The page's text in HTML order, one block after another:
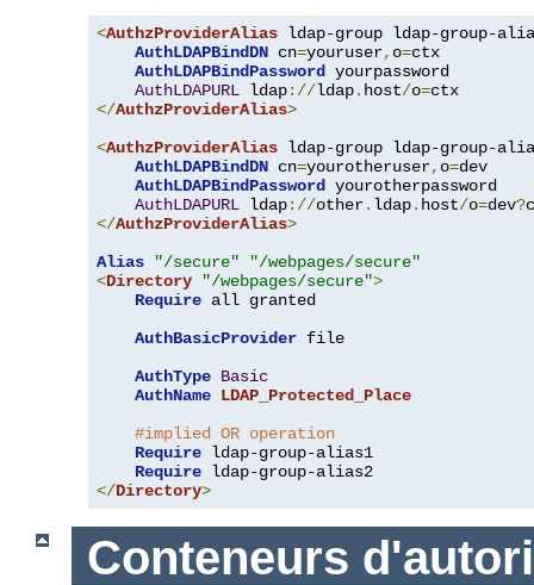
<AuthzProviderAlias ldap-group ldap-group-
AuthLDAPBindDN cn=youruser, o=ctx
AuthLDAPBindPassword
yourpassword
AuthLDAPURL ldap://ldap. host/o=
</AuthzProviderAlias>
<AuthzProviderAlias ldap-group ldap-group-
AuthLDAPBindDN cn=yourotheruser, o=dev
AuthLDAPBindPassword
yourotherpassword
AuthLDAPURL ldap://other. ldap. host/o=dev?
</AuthzProviderAlias>
Alias
"/secure"
"/webpages/secure"
<Directory "/webpages/secure">
Require all granted
AuthBasicProvider file
AuthType Basic
AuthName LDAP_Protected_Place
#implied OR operation
Require ldap-group-alias1
Require
</Directory>
Conteneurs